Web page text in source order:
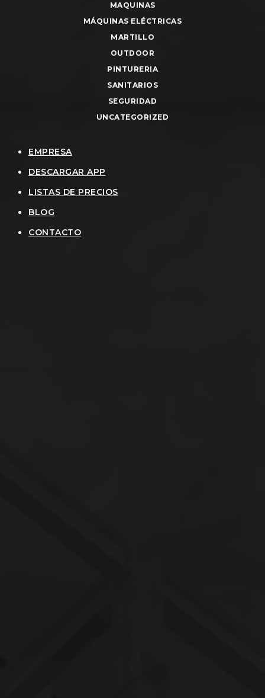
MAQUINAS
MÁQUINAS ELÉCTRICAS
MARTILLO
OUTDOOR
PINTURERIA
SANITARIOS
SEGURIDAD
UNCATEGORIZED
EMPRESA
DESCARGAR APP
LISTAS DE PRECIOS
BLOG
CONTACTO